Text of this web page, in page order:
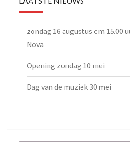
zondag 16 augustus om 15.00
Nova
Opening zondag 10 mei
Dag van de muziek 30 mei